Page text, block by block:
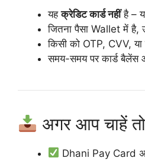
यहक्रेडिट कार्ड नहींहै –
जितना पैसा Wallet में है,
किसी को OTP, CVV,
समय-समय पर कार्ड बैलेंस
अगर आप चाहें
Dhani Pay Card